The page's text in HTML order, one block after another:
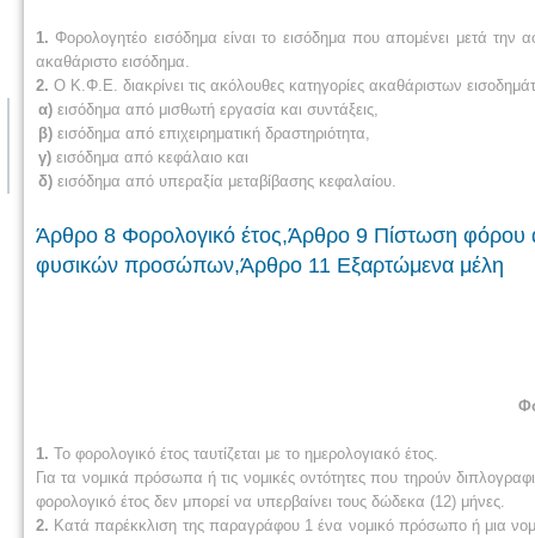
1. Φορολογητέο εισόδημα είναι το εισόδημα που απομένει μετά
ακαθάριστο εισόδημα.
2. Ο Κ.Φ.Ε. διακρίνει τις ακόλουθες κατηγορίες ακαθάριστων
α) εισόδημα από μισθωτή εργασία και συντάξεις,
β) εισόδημα από επιχειρηματική δραστηριότητα,
γ) εισόδημα από κεφάλαιο και
δ) εισόδημα από υπεραξία μεταβίβασης κεφαλαίου.
Άρθρο 8 Φορολογικό έτος,Άρθρο 9 Πίστωση φόρου
φυσικών προσώπων,Άρθρο 11 Εξαρτώμενα μέλη
1. Το φορολογικό έτος ταυτίζεται με το ημερολογιακό έτος.
Για τα νομικά πρόσωπα ή τις νομικές οντότητες που τηρούν
φορολογικό έτος δεν μπορεί να υπερβαίνει τους δώδεκα (12) μήνες.
2. Κατά παρέκκλιση της παραγράφου 1 ένα νομικό πρόσωπο ή μια